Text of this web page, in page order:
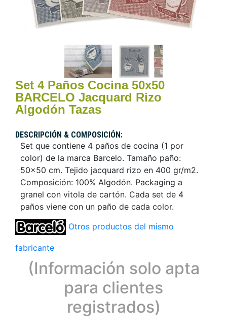
Set 4 Paños Cocina 50x50
BARCELO Jacquard Rizo
Algodón Tazas
DESCRIPCIÓN & COMPOSICIÓN:
Set que contiene 4 paños de cocina (1 por
color) de la marca Barcelo. Tamaño paño:
50x50 cm. Tejido jacquard rizo en 400 gr/m2.
Composición: 100% Algodón. Packaging a
granel con vitola de cartón. Cada set de 4
paños viene con un paño de cada color.
Otros productos del mismo
fabricante
(Información solo apta
para clientes
registrados)